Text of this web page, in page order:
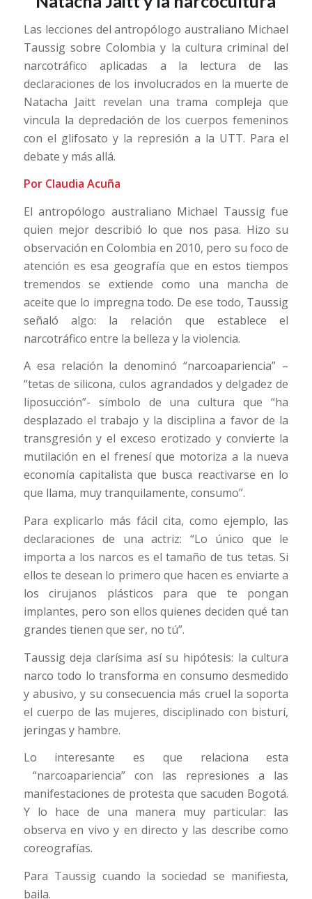
Las lecciones del antropólogo australiano Michael
Taussig sobre Colombia y la cultura criminal del
narcotráfico aplicadas a la lectura de las
declaraciones de los involucrados en la muerte de
Natacha Jaitt revelan una trama compleja que
vincula la depredación de los cuerpos femeninos
con el glifosato y la represión a la UTT. Para el
debate y más allá.
Por Claudia Acuña
El antropólogo australiano Michael Taussig fue
quien mejor describió lo que nos pasa. Hizo su
observación en Colombia en 2010, pero su foco de
atención es esa geografía que en estos tiempos
tremendos se extiende como una mancha de
aceite que lo impregna todo. De ese todo, Taussig
señaló algo: la relación que establece el
narcotráfico entre la belleza y la violencia.
A esa relación la denominó “narcoapariencia” –
“tetas de silicona, culos agrandados y delgadez de
liposucción”- símbolo de una cultura que “ha
desplazado el trabajo y la disciplina a favor de la
transgresión y el exceso erotizado y convierte la
mutilación en el frenesí que motoriza a la nueva
economía capitalista que busca reactivarse en lo
que llama, muy tranquilamente, consumo”.
Para explicarlo más fácil cita, como ejemplo, las
declaraciones de una actriz: “Lo único que le
importa a los narcos es el tamaño de tus tetas. Si
ellos te desean lo primero que hacen es enviarte a
los cirujanos plásticos para que te pongan
implantes, pero son ellos quienes deciden qué tan
grandes tienen que ser, no tú”.
Taussig deja clarísima así su hipótesis: la cultura
narco todo lo transforma en consumo desmedido
y abusivo, y su consecuencia más cruel la soporta
el cuerpo de las mujeres, disciplinado con bisturí,
jeringas y hambre.
Lo interesante es que relaciona esta
“narcoapariencia” con las represiones a las
manifestaciones de protesta que sacuden Bogotá.
Y lo hace de una manera muy particular: las
observa en vivo y en directo y las describe como
coreografías.
Para Taussig cuando la sociedad se manifiesta,
baila.